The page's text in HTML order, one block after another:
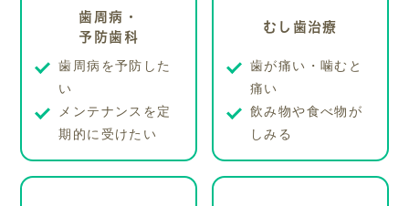
歯周病・
予防歯科
歯周病を予防した
い
メンテナンスを定
期的に受けたい
むし歯治療
歯が痛い・噛むと
痛い
飲み物や食べ物が
しみる